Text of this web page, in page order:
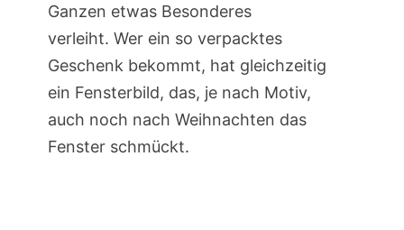
Ganzen etwas Besonderes
verleiht. Wer ein so verpacktes
Geschenk bekommt, hat gleichzeitig
ein Fensterbild, das, je nach Motiv,
auch noch nach Weihnachten das
Fenster schmückt.